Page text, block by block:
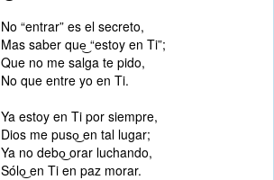
No “entrar” es el secreto,
Mas saber que͜ “estoy en Ti”;
Que no me salga te pido,
No que entre yo en Ti.
Ya estoy en Ti por siempre,
Dios me puso͜ en tal lugar;
Ya no debo͜ orar luchando,
Sólo͜ en Ti en paz morar.